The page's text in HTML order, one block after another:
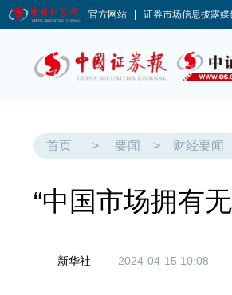
首页 > 要闻 > 财经要闻
“中国市场拥有
新华社 2024-04-15 10:08